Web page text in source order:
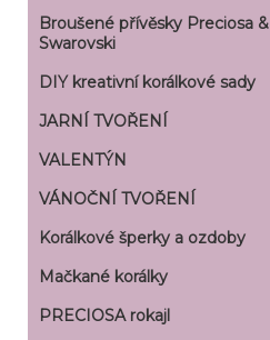
Broušené přívěsky Preciosa &
Swarovski
DIY kreativní korálkové sady
JARNÍ TVOŘENÍ
VALENTÝN
VÁNOČNÍ TVOŘENÍ
Korálkové šperky a ozdoby
Mačkané korálky
PRECIOSA rokajl